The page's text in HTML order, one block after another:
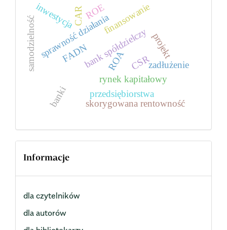
bank spółdzielczy
CSR
rynek kapitałowy
przedsiębiorstwa
FADN
skorygowana rentowność
zadłużenie
sprawność działania
inwestycja
projekt
finansowanie
CAR ROE
ROA
samodzielność
banki
Informacje
dla czytelników
dla autorów